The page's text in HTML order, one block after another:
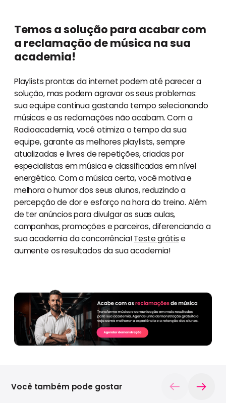
Temos a solução para acabar com
a reclamação de música na sua
academia!
Playlists prontas da internet podem até parecer a
solução, mas podem agravar os seus problemas:
sua equipe continua gastando tempo selecionando
músicas e as reclamações não acabam. Com a
Radioacademia, você otimiza o tempo da sua
equipe, garante as melhores playlists, sempre
atualizadas e livres de repetições, criadas por
especialistas em música e classificadas em nível
energético. Com a música certa, você motiva e
melhora o humor dos seus alunos, reduzindo a
percepção de dor e esforço na hora do treino. Além
de ter anúncios para divulgar as suas aulas,
campanhas, promoções e parceiros, diferenciando a
sua academia da concorrência!Teste grátise
aumente os resultados da sua academia!
Você também pode gostar